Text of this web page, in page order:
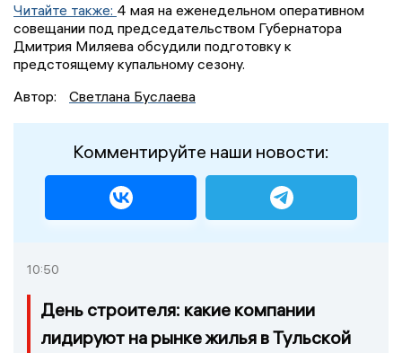
Читайте также: 4 мая на еженедельном оперативном
совещании под председательством Губернатора
Дмитрия Миляева обсудили подготовку к
предстоящему купальному сезону.
Автор:
Светлана Буслаева
Комментируйте наши новости:
10:50
День строителя: какие компании
лидируют на рынке жилья в Тульской